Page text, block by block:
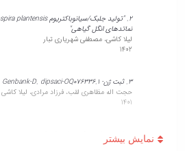
نماتدهای انگل گیاهی"
لیلا کاشی، مصطفی شهریاری تبار
1402
3. ثبت ژن- Genbank-D. dipsaci-OQ076336.1
حجت اله مظاهری لقب، فرزاد مرادی، لیلا کاشی
1401
حجت اله مظاهری لقب، فرزاد مرادی، لیلا کاشی